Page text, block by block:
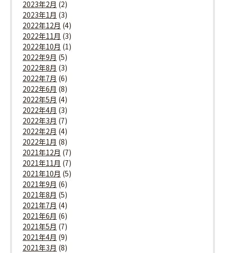
2023年2月 (2)
2023年1月 (3)
2022年12月 (4)
2022年11月 (3)
2022年10月 (1)
2022年9月 (5)
2022年8月 (3)
2022年7月 (6)
2022年6月 (8)
2022年5月 (4)
2022年4月 (3)
2022年3月 (7)
2022年2月 (4)
2022年1月 (8)
2021年12月 (7)
2021年11月 (7)
2021年10月 (5)
2021年9月 (6)
2021年8月 (5)
2021年7月 (4)
2021年6月 (6)
2021年5月 (7)
2021年4月 (9)
2021年3月 (8)